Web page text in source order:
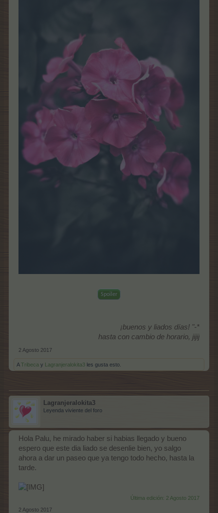
Spoiler
¡buenos y liados días! "-*
hasta con cambio de horario, jijij
2 Agosto 2017
ATribeca y Lagranjeralokita3 les gusta esto.
Lagranjeralokita3
Leyenda viviente del foro
Hola Palu, he mirado haber si habias llegado y bueno
espero que este dia liado se desenlie bien, yo salgo
ahora a dar un paseo que ya tengo todo hecho, hasta la
tarde.
Última edición: 2 Agosto 2017
2 Agosto 2017